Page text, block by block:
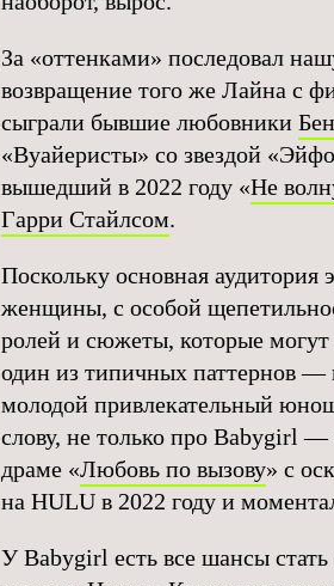
За «оттенками» последовал
возвращение того же Лайна с
сыграли бывшие любовники
«Вуайеристы» со звездой
вышедший в 2022 году «Не
Гарри Стайлсом.
Поскольку основная аудитория
женщины, с особой
ролей и сюжеты, которые
один из типичных паттернов
молодой привлекательный
слову, не только про Babygirl
драме «Любовь по вызову» с
на HULU в 2022 году и
У Babygirl есть все шансы